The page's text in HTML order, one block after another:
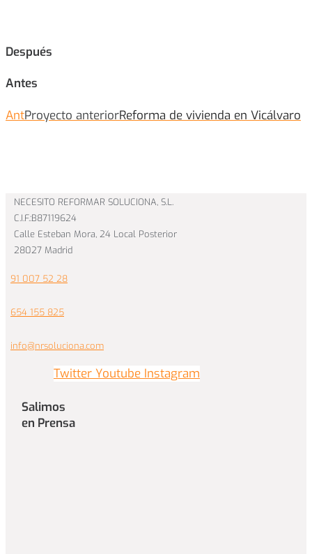
Después
Antes
AntProyecto anteriorReforma de vivienda en Vicálvaro
NECESITO REFORMAR SOLUCIONA, S.L.
C.I.F.:B87119624
Calle Esteban Mora, 24 Local Posterior
28027 Madrid
91 007 52 28
654 155 825
info@nrsoluciona.com
Twitter Youtube Instagram
Salimos
en Prensa